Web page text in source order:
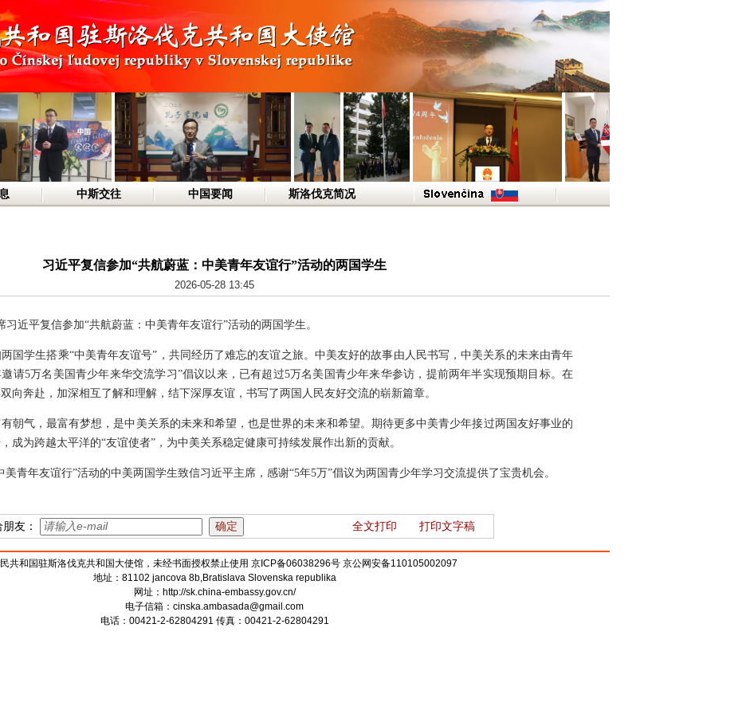
中斯交往 中国要闻 斯洛伐克简况
习近平复信参加“共航蔚蓝：中美青年友谊行”活动的两国学生
2026-05-28 13:45
习近平复信参加“共航蔚蓝：中美青年友谊行”活动的两国学生。
国学生搭乘“中美青年友谊号”，共同经历了难忘的友谊之旅。中美友好的故事由人民书写，中美关系的未来由青年
邀请5万名美国青少年来华交流学习”倡议以来，已有超过5万名美国青少年来华参访，提前两年半实现预期目标。在
向奔赴，加深相互了解和理解，结下深厚友谊，书写了两国人民友好交流的崭新篇章。
朝气，最富有梦想，是中美关系的未来和希望，也是世界的未来和希望。期待更多中美青少年接过两国友好事业的
成为跨越太平洋的“友谊使者”，为中美关系稳定健康可持续发展作出新的贡献。
青年友谊行”活动的中美两国学生致信习近平主席，感谢“5年5万”倡议为两国青少年学习交流提供了宝贵机会。
友： 全文打印 打印文字稿
共和国驻斯洛伐克共和国大使馆，未经书面授权禁止使用 京ICP备06038296号 京公网安备110105002097
地址：81102 jancova 8b,Bratislava Slovenska republika
网址： http://sk.china-embassy.gov.cn/
电子信箱： cinska.ambasada@gmail.com
电话：00421-2-62804291 传真：00421-2-62804291